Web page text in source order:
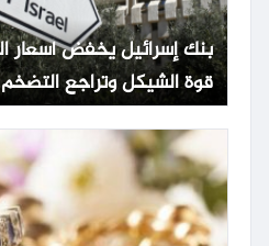
قوة الشيكل وتراجع التضخم